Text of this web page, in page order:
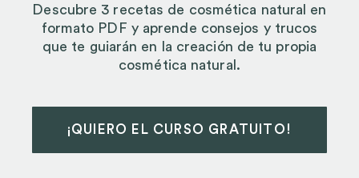
Descubre 3 recetas de cosmética natural en
formato PDF y aprende consejos y trucos
que te guiarán en la creación de tu propia
cosmética natural.
¡QUIERO EL CURSO GRATUITO!